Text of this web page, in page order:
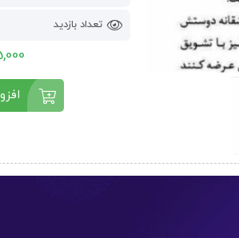
تعداد بازدید
25,000